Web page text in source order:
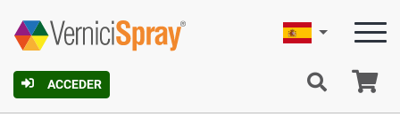
ACCEDER
Español